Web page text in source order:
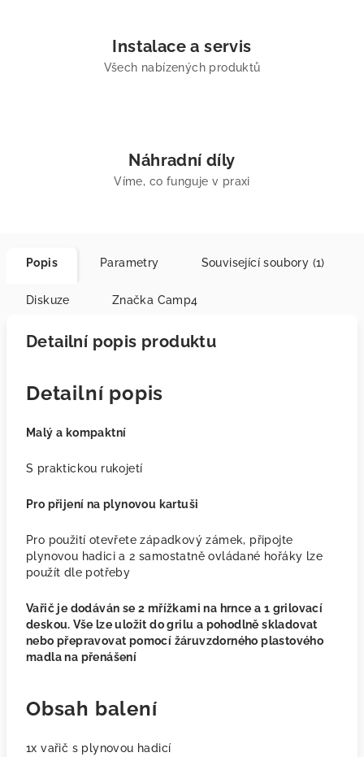
Instalace a servis
Všech nabízených produktů
Náhradní díly
Víme, co funguje v praxi
Popis Parametry Související soubory (1)
Diskuze Značka Camp4
Detailní popis produktu
Detailní popis
Malý a kompaktní
S praktickou rukojetí
Pro přijení na plynovou kartuši
Pro použití otevřete západkový zámek, připojte
plynovou hadici a 2 samostatně ovládané hořáky lze
použít dle potřeby
Vařič je dodáván se 2 mřížkami na hrnce a 1 grilovací
deskou. Vše lze uložit do grilu a pohodlně skladovat
nebo přepravovat pomocí žáruvzdorného plastového
madla na přenášení
Obsah balení
1x vařič s plynovou hadicí